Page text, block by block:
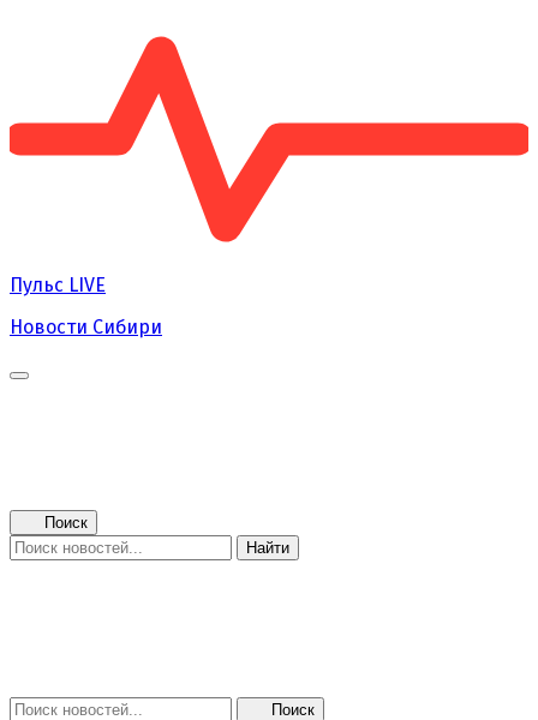
Пульс LIVE
Новости Сибири
Поиск
Найти
Поиск